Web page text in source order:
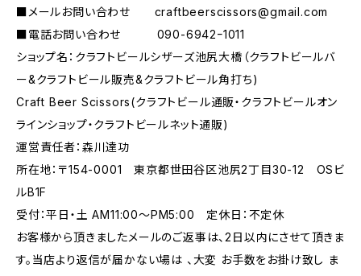
■メールお問い合わせ craftbeerscissors@gmail.com
■電話お問い合わせ 090-6942ｰ1011
ショップ名：クラフトビールシザーズ池尻大橋（クラフトビールバ
ー&クラフトビール販売&クラフトビール角打ち)
Craft Beer Scissors(クラフトビール通販・クラフトビールオン
ラインショップ・クラフトビールネット通販)
運営責任者：森川達功
所在地：〒154-0001 東京都世田谷区池尻2丁目30-12 OSビ
ルB1F
受付：平日・土 AM11:00～PM5:00 定休日：不定休
お客様から頂きましたメールのご返事は、2日以内にさせて頂きま
す。当店より返信が届かない場は 、大変 お手数をお掛け致し ま